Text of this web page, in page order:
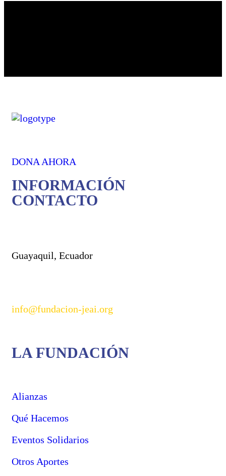
DONA AHORA
INFORMACIÓN
CONTACTO
Guayaquil, Ecuador
info@fundacion-jeai.org
LA FUNDACIÓN
Alianzas
Qué Hacemos
Eventos Solidarios
Otros Aportes